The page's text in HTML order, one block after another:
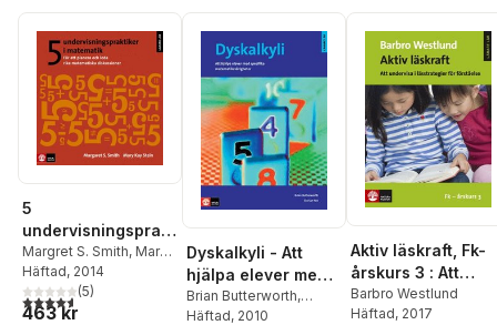
5
undervisningsprakt
iker i matematik :
för att planera och
leda rika
matematiska
Margret S. Smith, Mary
Kay Stein
Häftad, 2014
4,6utav 5 stjärnor. Totalt antal röster:
(5)
463 kr
Dyskalkyli - Att
hjälpa elever med
specifika
matematiksvårighet
Brian Butterworth,
Dorian Yeo
Häftad, 2010
Aktiv läskraft, Fk-
årskurs 3 : Att
undervisa i
lässtrategier för
Barbro Westlund
Häftad, 2017